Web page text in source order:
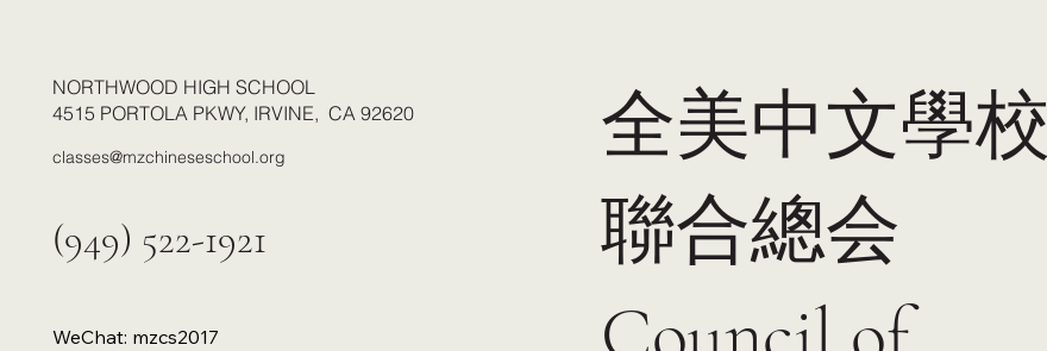
NORTHWOOD HIGH SCHOOL
4515 PORTOLA PKWY, IRVINE, CA 92620
(949) 522-1921
WeChat: mzcs2017
classes@mzchineseschool.org
全美中文學校
聯合總会